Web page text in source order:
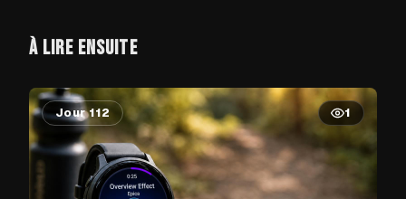
À LIRE ENSUITE
Jour 112 1